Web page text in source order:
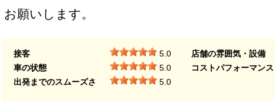
お願いします。
接客 5.0 店舗の雰囲気・設備
車の状態
5.0 コストパフォーマンス
出発までのスムーズさ
5.0